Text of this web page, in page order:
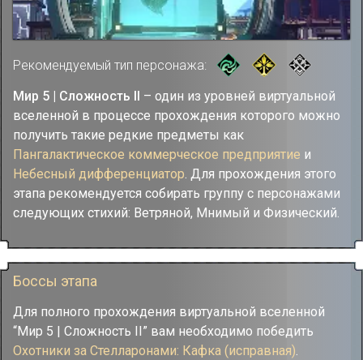
Рекомендуемый тип персонажа:
Мир 5 | Сложность II
– один из уровней виртуальной
вселенной в процессе прохождения которого можно
получить такие редкие предметы как
Пангалактическое коммерческое предприятие и
Небесный дифференциатор. Для прохождения этого
этапа рекомендуется собирать группу с персонажами
следующих стихий: Ветряной, Мнимый и Физический.
Боссы этапа
Для полного прохождения виртуальной вселенной
“Мир 5 | Сложность II” вам необходимо победить
Охотники за Стелларонами: Кафка (исправная).